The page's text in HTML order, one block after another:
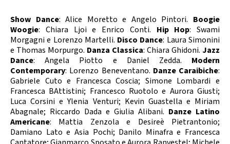
Show Dance: Alice Moretto e Angelo Pintori. Boogie
Woogie: Chiara Ljoi e Enrico Conti. Hip Hop: Swami
Morgagni e Lorenzo Martelli. Disco Dance: Laura Simonini
e Thomas Morpurgo. Danza Classica: Chiara Ghidoni. Jazz
Dance: Angela Piotto e Daniel Zedda. Modern
Contemporary: Lorenzo Beneventano. Danze Caraibiche:
Gabriele Cuto e Francesca Coscia; Simone Lombardi e
Francesca BAttistini; Francesco Ruotolo e Aurora Giusti;
Luca Corsini e Ylenia Venturi; Kevin Guastella e Miriam
Abagnale; Riccardo Dada e Giulia Alibani. Danze Latino
Americane: Mattia Zenzola e Desireè Pietrantonio;
Damiano Lato e Asia Pochi; Danilo Minafra e Francesca